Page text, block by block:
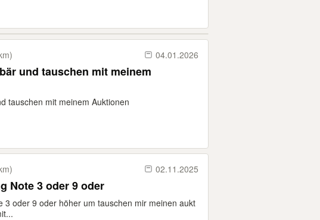
04.01.2026
tauschen mit meinem Auktionen
02.11.2025
Note 3 oder 9 oder
3 oder 9 oder höher um tauschen mir meinen aukt